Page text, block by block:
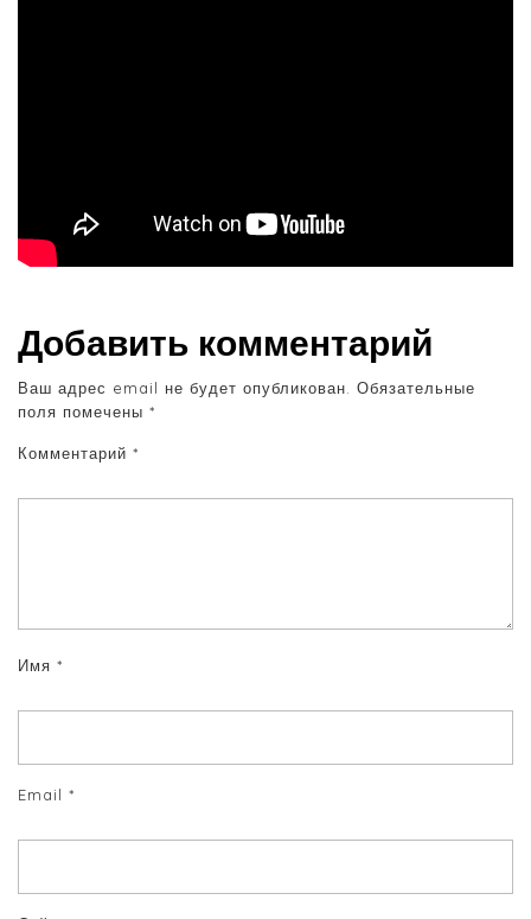
Добавить комментарий
Ваш адрес email не будет опубликован.
Обязательные
поля помечены *
Комментарий *
Имя *
Email *